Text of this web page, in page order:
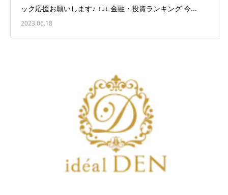
ック応援お願いします♪ ↓↓↓ 金融・投資ランキング 今...
2023.06.18